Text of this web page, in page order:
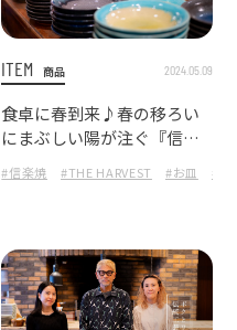
ITEM 商品 2024.05.09
食卓に春到来♪春の移ろい
にまぶしい陽が注ぐ『信楽
四季彩陶-清明』でテーブル
コーディネートしよう
#信楽焼 #THE HARVEST #お皿 #恵